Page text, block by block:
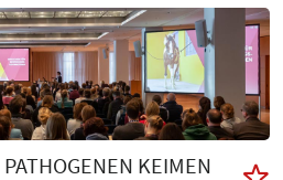
KEIMEN